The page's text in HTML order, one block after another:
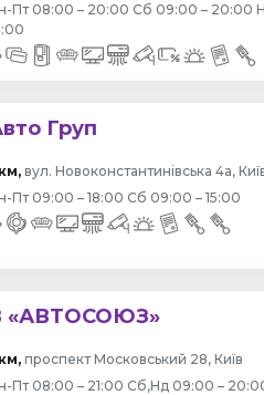
Пт 08:00 – 20:00 Сб 09:00 – 20:00
Груп
вул. Новоконстантинівська 4а,
Пт 09:00 – 18:00 Сб 09:00 – 15:00
«АВТОСОЮЗ»
проспект Московський 28, Київ
Пт 08:00 – 21:00 Сб,Нд 09:00 –